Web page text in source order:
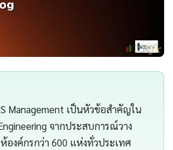
Management เป็นหัวข้อสำคัญใน
จากประสบการณ์วาง
องค์กรกว่า 600 แห่งทั่วประเทศ